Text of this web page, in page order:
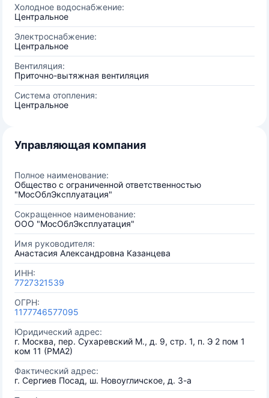
Холодное водоснабжение:
Центральное
Электроснабжение:
Центральное
Вентиляция:
Приточно-вытяжная вентиляция
Система отопления:
Центральное
Управляющая компания
Полное наименование:
Общество с ограниченной ответственностью
"МосОблЭксплуатация"
Сокращенное наименование:
ООО "МосОблЭксплуатация"
Имя руководителя:
Анастасия Александровна Казанцева
ИНН:
7727321539
ОГРН:
1177746577095
Юридический адрес:
г. Москва, пер. Сухаревский М., д. 9, стр. 1, п. Э 2 пом 1
ком 11 (РМА2)
Фактический адрес:
г. Сергиев Посад, ш. Новоугличское, д. 3-а